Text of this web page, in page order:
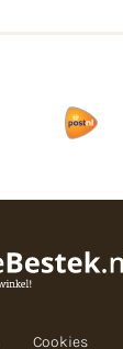
Cookies